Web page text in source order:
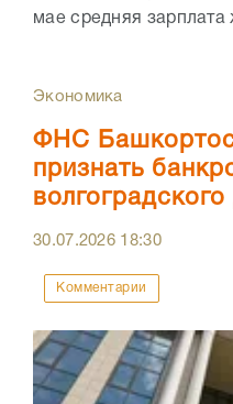
мае средняя зарплата
Экономика
ФНС
признать
волгоградского
30.07.2026 18:30
Комментарии